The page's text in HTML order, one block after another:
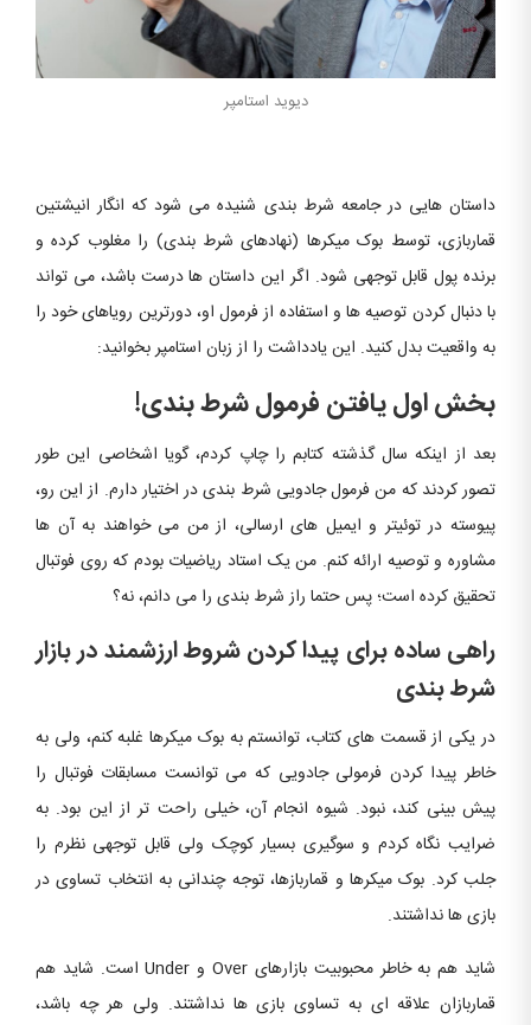
دیوید استامپر
داستان هایی در جامعه شرط بندی شنیده می شود که انگار انیشتین
قماربازی، توسط بوک میکرها (نهادهای شرط بندی) را مغلوب کرده و
برنده پول قابل توجهی شود. اگر این داستان ها درست باشد، می تواند
با دنبال کردن توصیه ها و استفاده از فرمول او، دورترین رویاهای خود را
به واقعیت بدل کنید. این یادداشت را از زبان استامپر بخوانید:
بخش اول یافتن فرمول شرط بندی!
بعد از اینکه سال گذشته کتابم را چاپ کردم، گویا اشخاصی این طور
تصور کردند که من فرمول جادویی شرط بندی در اختیار دارم. از این رو،
پیوسته در توئیتر و ایمیل های ارسالی، از من می خواهند به آن ها
مشاوره و توصیه ارائه کنم. من یک استاد ریاضیات بودم که روی فوتبال
تحقیق کرده است؛ پس حتما راز شرط بندی را می دانم، نه؟
راهی ساده برای پیدا کردن شروط ارزشمند در بازار
شرط بندی
در یکی از قسمت های کتاب، توانستم به بوک میکرها غلبه کنم، ولی به
خاطر پیدا کردن فرمولی جادویی که می توانست مسابقات فوتبال را
پیش بینی کند، نبود. شیوه انجام آن، خیلی راحت تر از این بود. به
ضرایب نگاه کردم و سوگیری بسیار کوچک ولی قابل توجهی نظرم را
جلب کرد. بوک میکرها و قماربازها، توجه چندانی به انتخاب تساوی در
بازی ها نداشتند.
شاید هم به خاطر محبوبیت بازارهای Over و Under است. شاید هم
قماربازان علاقه ای به تساوی بازی ها نداشتند. ولی هر چه باشد،